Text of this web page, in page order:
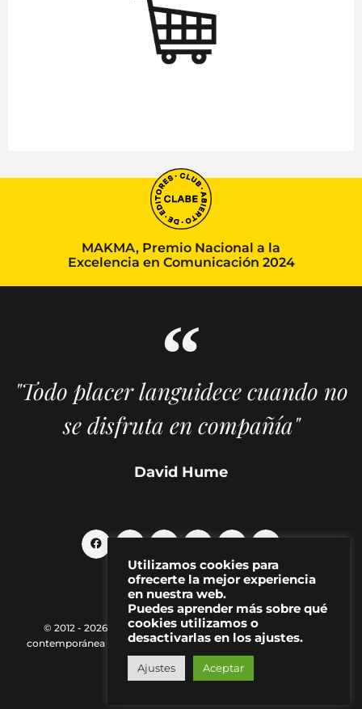
MAKMA, Premio Nacional a la
Excelencia en Comunicación 2024
"Todo placer languidece cuando no
se disfruta en compañía"
David Hume
© 2012 - 2026 MAKMA | Revista de artes visuales y cultura
contemporánea |
Política de Privacidad| Aviso Legal|Contacto
Utilizamos cookies para
ofrecerte la mejor experiencia
en nuestra web.
Puedes aprender más sobre qué
cookies utilizamos o
desactivarlas en los ajustes.
Ajustes Aceptar